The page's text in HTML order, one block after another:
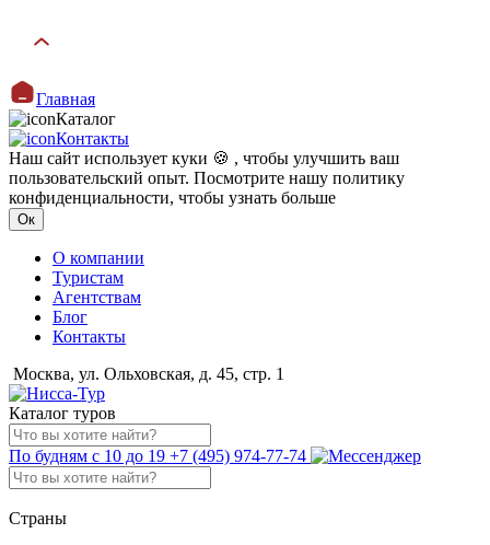
Главная
Каталог
Контакты
Наш сайт использует куки 🍪 , чтобы улучшить ваш
пользовательский опыт. Посмотрите нашу политику
конфиденциальности, чтобы узнать больше
Ок
О компании
Туристам
Агентствам
Блог
Контакты
Москва, ул. Ольховская, д. 45, стр. 1
Каталог туров
По будням с 10 до 19 +7 (495) 974-77-74
Страны